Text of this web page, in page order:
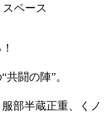
ペース
闘の陣”。
部半蔵正重、くノ